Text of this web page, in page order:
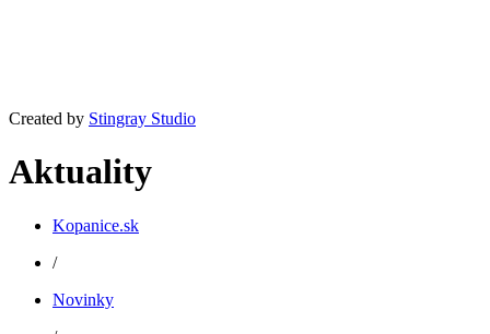
Created by Stingray Studio
Aktuality
Kopanice.sk
/
Novinky